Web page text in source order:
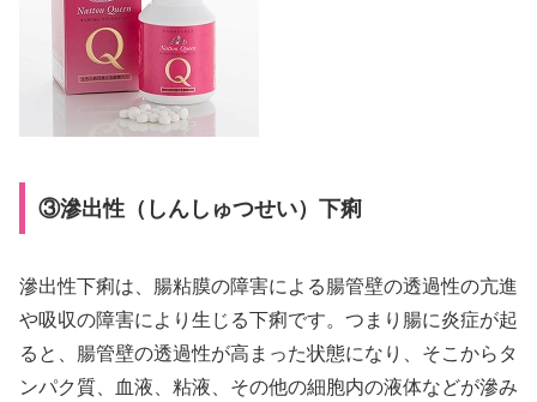
③滲出性（しんしゅつせい）下痢
滲出性下痢は、腸粘膜の障害による腸管壁の透過性の亢進
や吸収の障害により生じる下痢です。つまり腸に炎症が起
ると、腸管壁の透過性が高まった状態になり、そこからタ
ンパク質、血液、粘液、その他の細胞内の液体などが滲み